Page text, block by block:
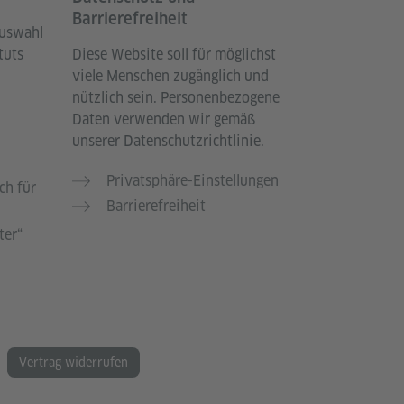
für
Barrierefreiheit
Diese Website soll für möglichst
viele Menschen zugänglich und
nützlich sein. Personenbezogene
Daten verwenden wir gemäß
unserer Datenschutzrichtlinie.
Privatsphäre-Einstellungen
Barrierefreiheit
Vertrag widerrufen